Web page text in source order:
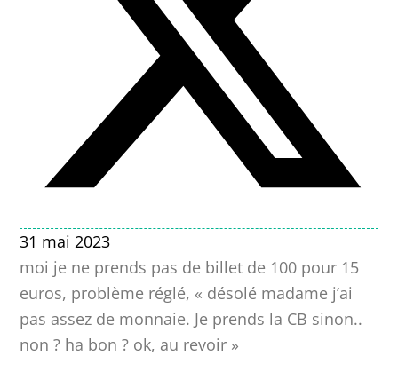
31 mai 2023
moi je ne prends pas de billet de 100 pour 15
euros, problème réglé, « désolé madame j’ai
pas assez de monnaie. Je prends la CB sinon..
non ? ha bon ? ok, au revoir »